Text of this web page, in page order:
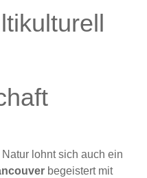
lohnt sich auch ein
begeistert mit